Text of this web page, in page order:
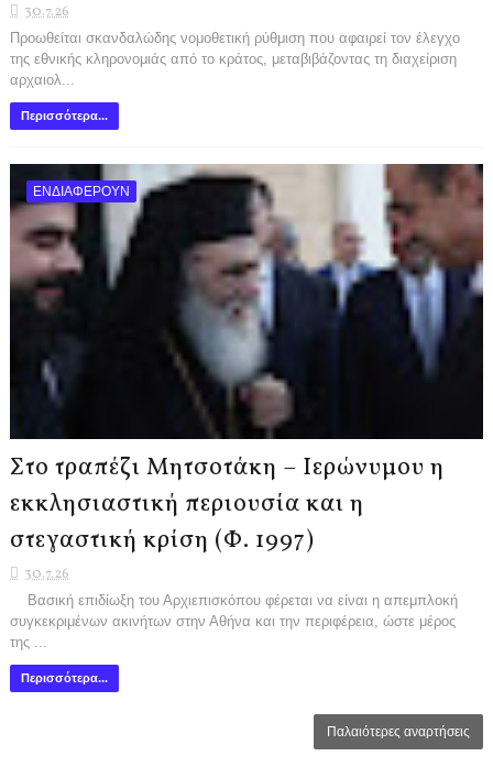
30.7.26
Προωθείται σκανδαλώδης νομοθετική ρύθμιση που αφαιρεί τον έλεγχο
της εθνικής κληρονομιάς από το κράτος, μεταβιβάζοντας τη διαχείριση
αρχαιολ...
Περισσότερα...
ΕΝΔΙΑΦΕΡΟΥΝ
Στο τραπέζι Μητσοτάκη – Ιερώνυμου η
εκκλησιαστική περιουσία και η
στεγαστική κρίση (Φ. 1997)
30.7.26
Βασική επιδίωξη του Αρχιεπισκόπου φέρεται να είναι η απεμπλοκή
συγκεκριμένων ακινήτων στην Αθήνα και την περιφέρεια, ώστε μέρος
της ...
Περισσότερα...
Παλαιότερες αναρτήσεις